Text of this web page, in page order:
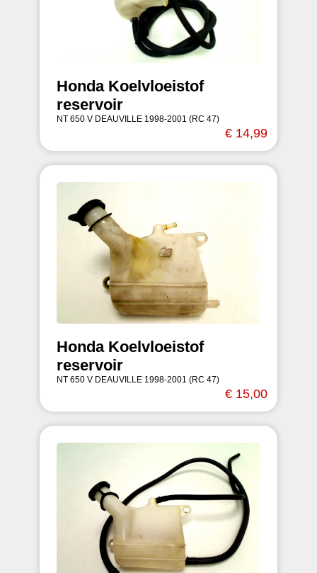
Honda Koelvloeistof
reservoir
NT 650 V DEAUVILLE 1998-2001 (RC 47)
€ 14,99
Honda Koelvloeistof
reservoir
NT 650 V DEAUVILLE 1998-2001 (RC 47)
€ 15,00